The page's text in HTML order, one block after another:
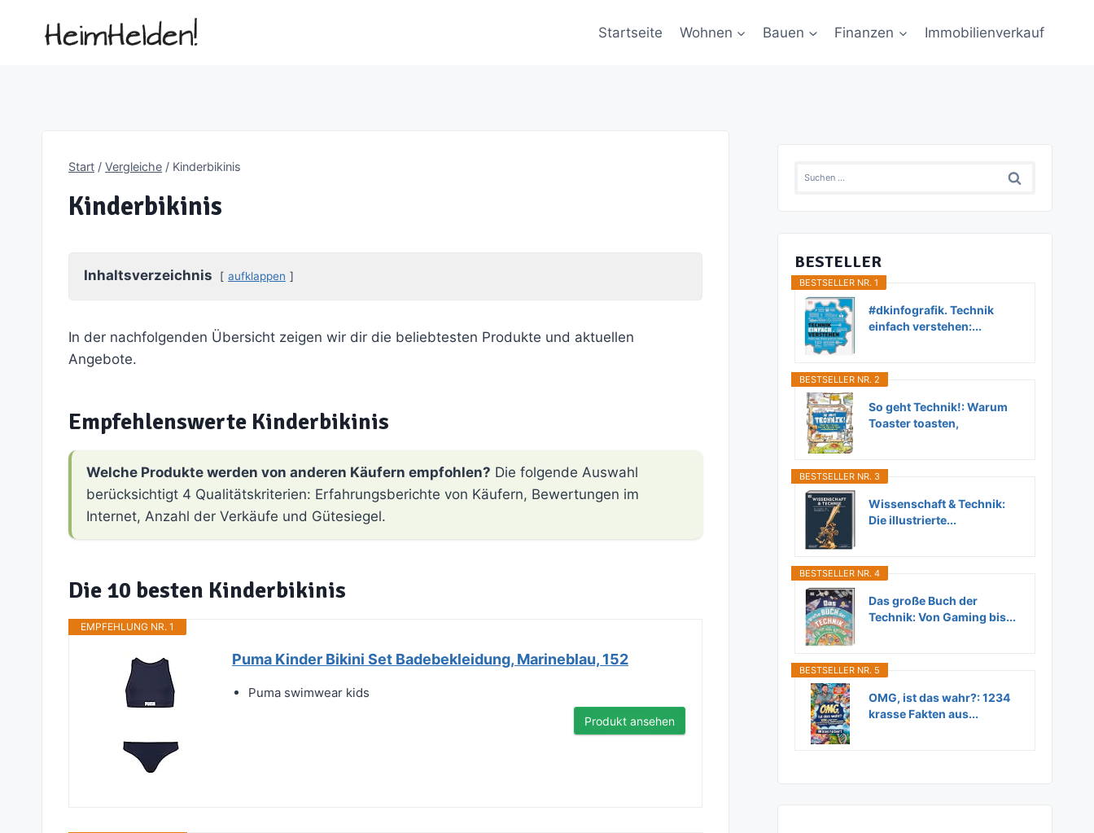
Startseite Wohnen Bauen Finanzen Immobilienverkauf
Start / Vergleiche / Kinderbikinis
Kinderbikinis
Inhaltsverzeichnis aufklappen
In der nachfolgenden Übersicht zeigen wir dir die beliebtesten Produkte und aktuellen
Angebote.
Empfehlenswerte Kinderbikinis
Welche Produkte werden von anderen Käufern empfohlen? Die folgende Auswahl
berücksichtigt 4 Qualitätskriterien: Erfahrungsberichte von Käufern, Bewertungen im
Internet, Anzahl der Verkäufe und Gütesiegel.
Die 10 besten Kinderbikinis
EMPFEHLUNG NR. 1
Puma Kinder Bikini Set Badebekleidung, Marineblau, 152
Puma swimwear kids
Produkt ansehen
Suchen
BESTELLER
BESTSELLER NR. 1
#dkinfografik. Technik
einfach verstehen:...
BESTSELLER NR. 2
So geht Technik!: Warum
Toaster toasten,
BESTSELLER NR. 3
Wissenschaft & Technik:
Die illustrierte...
BESTSELLER NR. 4
Das große Buch der
Technik: Von Gaming bis...
BESTSELLER NR. 5
OMG, ist das wahr?: 1234
krasse Fakten aus...